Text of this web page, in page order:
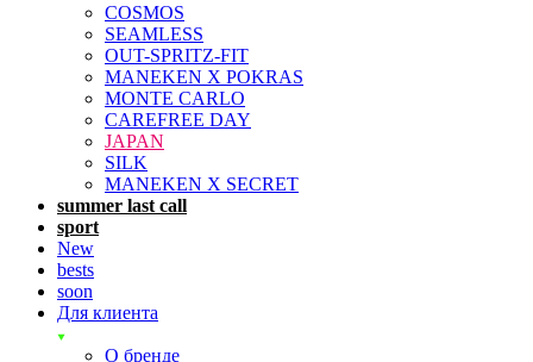
COSMOS
SEAMLESS
OUT-SPRITZ-FIT
MANEKEN X POKRAS
MONTE CARLO
CAREFREE DAY
JAPAN
SILK
MANEKEN X SECRET
summer last call
sport
New
bests
soon
Для клиента
О бренде